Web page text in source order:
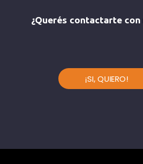
¿Querés contactarte
¡SI, QUIERO!